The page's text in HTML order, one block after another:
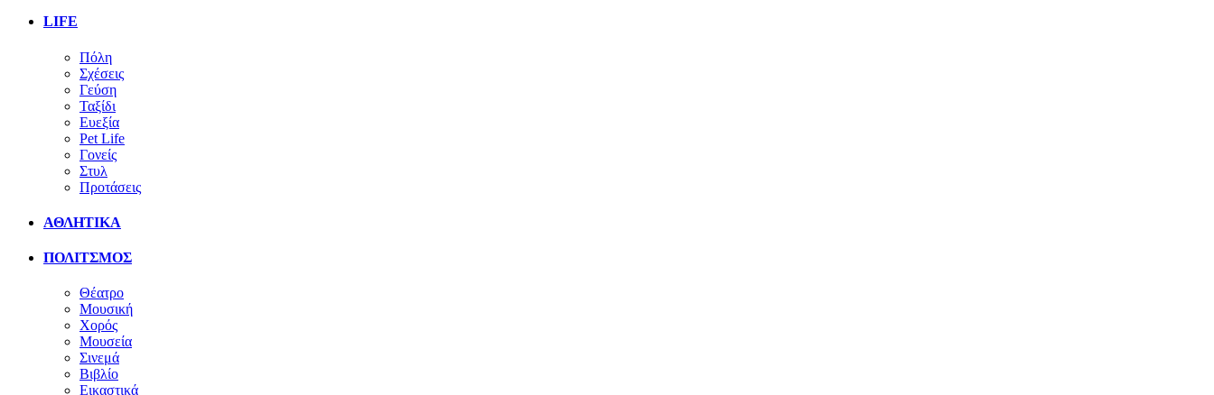
LIFE
Πόλη
Σχέσεις
Γεύση
Ταξίδι
Ευεξία
Pet Life
Γονείς
Στυλ
Προτάσεις
ΑΘΛΗΤΙΚΑ
ΠΟΛΙΤΣΜΟΣ
Θέατρο
Μουσική
Χορός
Μουσεία
Σινεμά
Βιβλίο
Εικαστικά